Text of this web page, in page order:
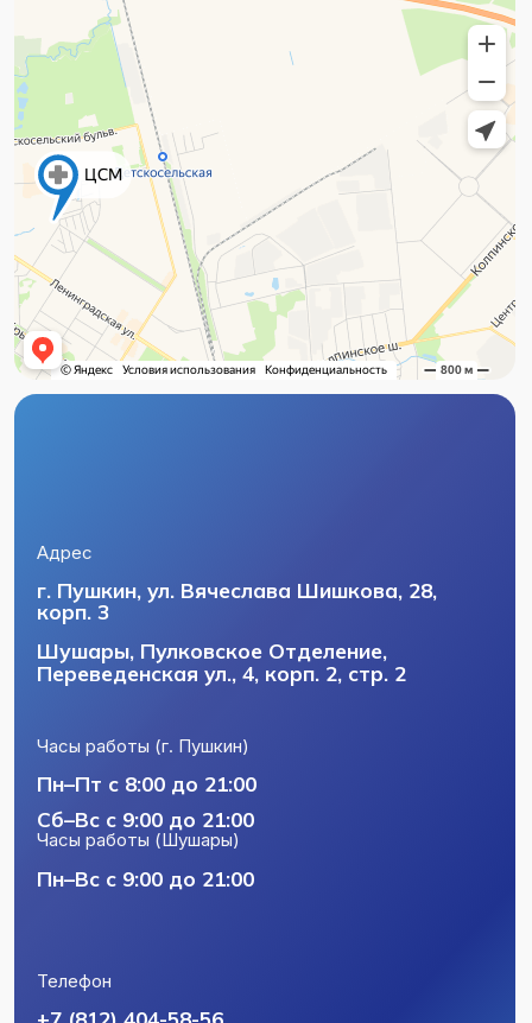
+7 (812) 404-58-56
Телефон
Сб–Вс с 9:00 до 21:00
Пн–Пт с 8:00 до 21:00
Часы работы (г. Пушкин)
Пн–Вс с 9:00 до 21:00
Часы работы (Шушары)
Шушары, Пулковское Отделение,
Переведенская ул., 4, корп. 2, стр. 2
г. Пушкин, ул. Вячеслава Шишкова, 28,
корп. 3
Разработка сайта
Лицензии и юридическая информация
Пользовательское соглашение
Политика конфиденциальности